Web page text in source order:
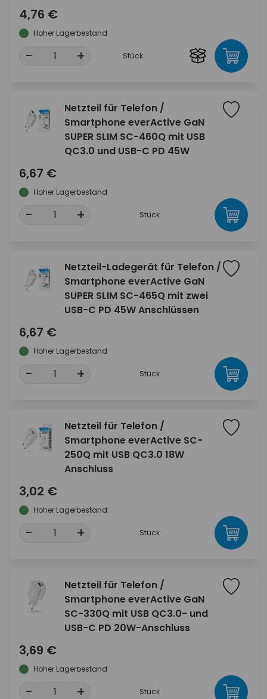
4,76 €
Hoher Lagerbestand
- + Stück
Netzteil für Telefon /
Smartphone everActive GaN
SUPER SLIM SC-460Q mit USB
QC3.0 und USB-C PD 45W
6,67 €
Hoher Lagerbestand
- + Stück
Netzteil-Ladegerät für Telefon /
Smartphone everActive GaN
SUPER SLIM SC-465Q mit zwei
USB-C PD 45W Anschlüssen
6,67 €
Hoher Lagerbestand
- + Stück
Netzteil für Telefon /
Smartphone everActive SC-
250Q mit USB QC3.0 18W
Anschluss
3,02 €
Hoher Lagerbestand
- + Stück
Netzteil für Telefon /
Smartphone everActive GaN
SC-330Q mit USB QC3.0- und
USB-C PD 20W-Anschluss
3,69 €
Hoher Lagerbestand
- + Stück